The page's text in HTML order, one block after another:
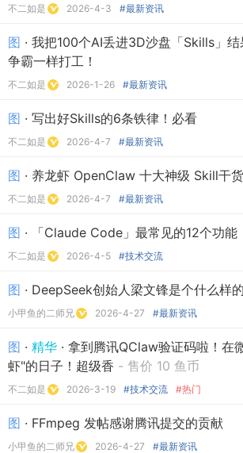
不二如是 2026-4-3 #最新资讯
图 · 我把100个AI丢进3D沙盘「Skills」
争霸一样打工！
不二如是 2026-1-26 #最新资讯
图 · 写出好Skills的6条铁律！必看
不二如是 2026-4-7 #最新资讯
图 · 养龙虾 OpenClaw 十大神级 Skill干
不二如是 2026-4-7 #最新资讯
图 · 「Claude Code」最常见的12个功能
不二如是 2026-4-5 #技术交流
图 · DeepSeek创始人梁文锋是个什么样
小甲鱼的二师兄 2026-4-27 #最新资讯
图 · 精华 · 拿到腾讯QClaw验证码啦！在
虾"的日子！超级香 - 售价 10 鱼币
不二如是 2026-3-19 #技术交流 #热门
图 · FFmpeg 发帖感谢腾讯提交的贡献
小甲鱼的二师兄 2026-4-27 #最新资讯